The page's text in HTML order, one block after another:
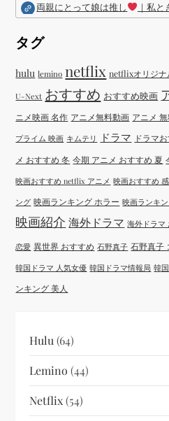
両親にとって娘は推し ｜私
タグ
hulu lemino netflix netflixオリジナ
U-Next おすすめ おすすめ映画
ニメ映画 名作 アニメ無料動画 アニメ
プライム 映画 キムテリ ドラマ ドラマ
メ おすすめ 冬 今期 アニメ おすすめ 夏
映画おすすめ netflix アニメ 映画おすすめ
ング 映画ランキング ホラー 映画ランキ
映画紹介 海外ドラマ 海外ドラマ
恋愛 異世界 おすすめ 石野真子 石野真子
韓国ドラマ 人気女優 韓国ドラマ情報局 韓
ンキング 美人
Hulu (64)
Lemino (44)
Netflix(54)